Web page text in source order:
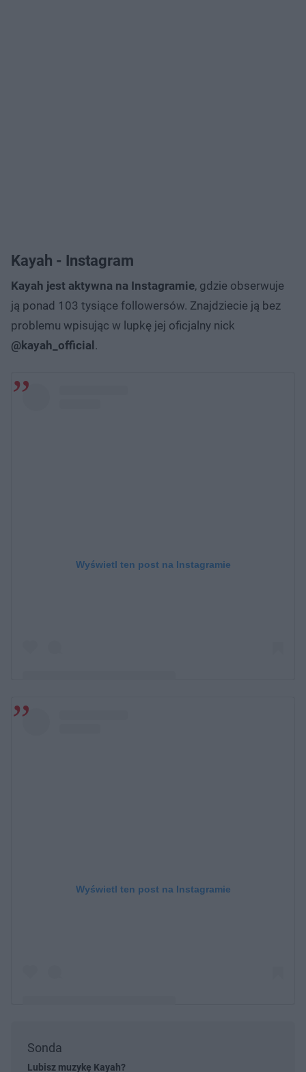
Kayah - Instagram
Kayah jest aktywna na Instagramie, gdzie obserwuje
ją ponad 103 tysiące followersów. Znajdziecie ją bez
problemu wpisując w lupkę jej oficjalny nick
@kayah_official.
Wyświetl ten post na Instagramie
Wyświetl ten post na Instagramie
Post udostępniony przez Kayah (@kayah_official)
Sonda
Lubisz muzykę Kayah?